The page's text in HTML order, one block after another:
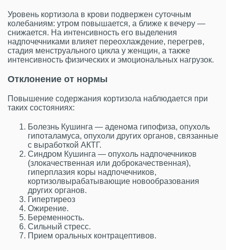
Уровень кортизола в крови подвержен суточным
колебаниям: утром повышается, а ближе к вечеру —
снижается. На интенсивность его выделения
надпочечниками влияет переохлаждение, перегрев,
стадия менструального цикла у женщин, а также
интенсивность физических и эмоциональных нагрузок.
Отклонение от нормы
Повышение содержания кортизола наблюдается при
таких состояниях:
Болезнь Кушинга — аденома гипофиза, опухоль
гипоталамуса, опухоли других органов, связанные
с выработкой АКТГ.
Синдром Кушинга — опухоль надпочечников
(злокачественная или доброкачественная),
гиперплазия коры надпочечников,
кортизолвырабатывающие новообразования
других органов.
Гипертиреоз
Ожирение.
Беременность.
Сильный стресс.
Прием оральных контрацептивов.